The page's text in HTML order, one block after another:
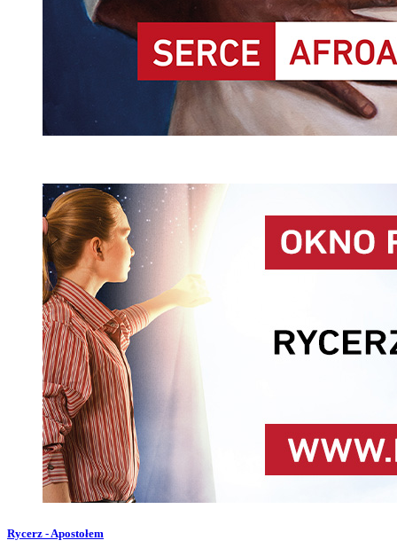
Rycerz - Apostołem